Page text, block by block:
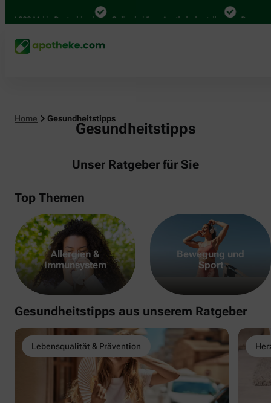
Mal in Deutschland Online bei Ihrer Apotheke bestellen Bequem
Home Gesundheitstipps
Gesundheitstipps
Unser Ratgeber für Sie
Top Themen
Allergien &
Immunsystem
Bewegung und
Sport
Gesundheitstipps aus unserem Ratgeber
Lebensqualität & Prävention